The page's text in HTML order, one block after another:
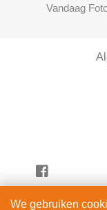
Vandaag
We gebruiken